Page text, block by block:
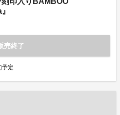
売終了
予定